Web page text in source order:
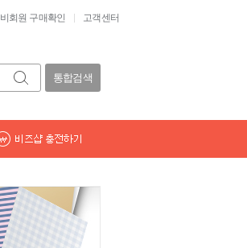
비회원 구매확인 고객센터
통합검색